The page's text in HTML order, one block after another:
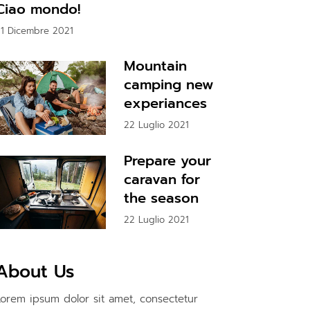
mondo!
Dicembre 2021
Mountain
camping new
experiances
22 Luglio 2021
Prepare your
caravan for
the season
22 Luglio 2021
Us
ipsum dolor sit amet, consectetur